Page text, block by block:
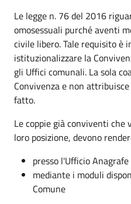
Le legge n. 76 del 2016
omosessuali purché aventi
civile libero. Tale requisito è
istituzionalizzare la
gli Uffici comunali. La sola
Convivenza e non
fatto.
Le coppie già conviventi
loro posizione, devono
presso l'Ufficio Anagrafe
mediante i moduli
Comune